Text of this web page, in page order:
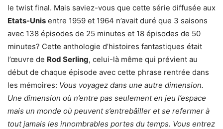
le twist final. Mais saviez-vous que cette série diffusée aux
Etats-Unis entre 1959 et 1964 n’avait duré que 3 saisons
avec 138 épisodes de 25 minutes et 18 épisodes de 50
minutes? Cette anthologie d’histoires fantastiques était
l’œuvre de Rod Serling, celui-là même qui prévient au
début de chaque épisode avec cette phrase rentrée dans
les mémoires: Vous voyagez dans une autre dimension.
Une dimension où n’entre pas seulement en jeu l’espace
mais un monde où peuvent s’entrebâiller et se refermer à
tout jamais les innombrables portes du temps. Vous entrez